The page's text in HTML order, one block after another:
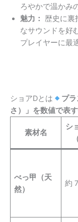
ろやかで温かみ
魅力：
歴史に裏
なサウンドを好
プレイヤーに最
ショアDとは
プ
さ）」を数値で表
素材名
シ
べっ甲（天
然）
約